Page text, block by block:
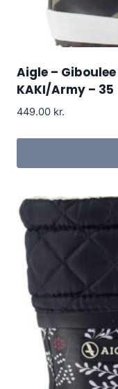
Aigle –
KAKI/Army – 35
449.00 kr.